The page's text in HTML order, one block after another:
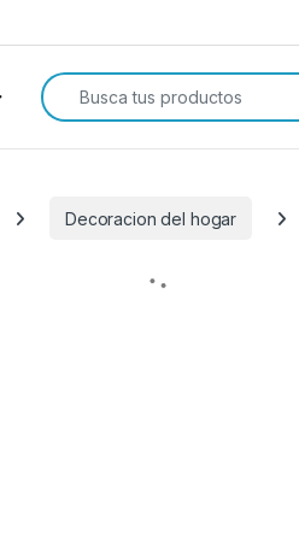
Buscar:
Decoracion del hogar